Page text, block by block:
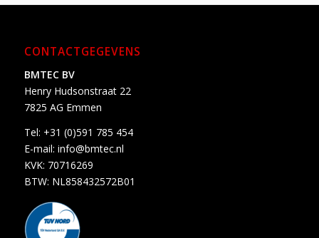
CONTACTGEGEVENS
BMTEC BV
Henry Hudsonstraat 22
7825 AG Emmen
Tel: +31 (0)591 785 454
E-mail: info@bmtec.nl
KVK: 70716269
BTW: NL858432572B01